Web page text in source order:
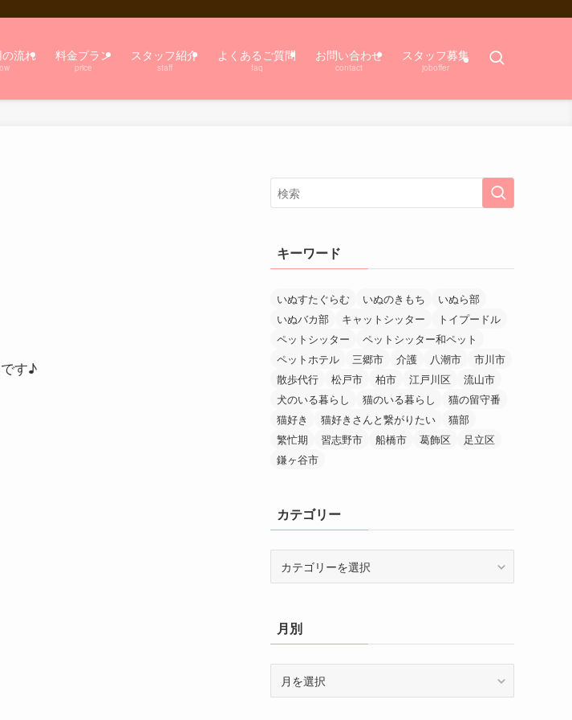
流れ 料金プラン
price
スタッフ紹介
staff
よくあるご質問
faq
お問い合わせ
contact
スタッフ募集
joboffer
す♪
キーワード
いぬすたぐらむ いぬのきもち
いぬら部
いぬバカ部
キャットシッター
トイプードル
ペットシッター
ペットシッター和ペット
ペットホテル
三郷市 介護 八潮市
市川市
散歩代行
松戸市 柏市 江戸川区
流山市
犬のいる暮らし
猫のいる暮らし
猫の留守番
猫好き
猫好きさんと繋がりたい
猫部
繁忙期
習志野市 船橋市 葛飾区
足立区
鎌ヶ谷市
カテゴリー
ー月別